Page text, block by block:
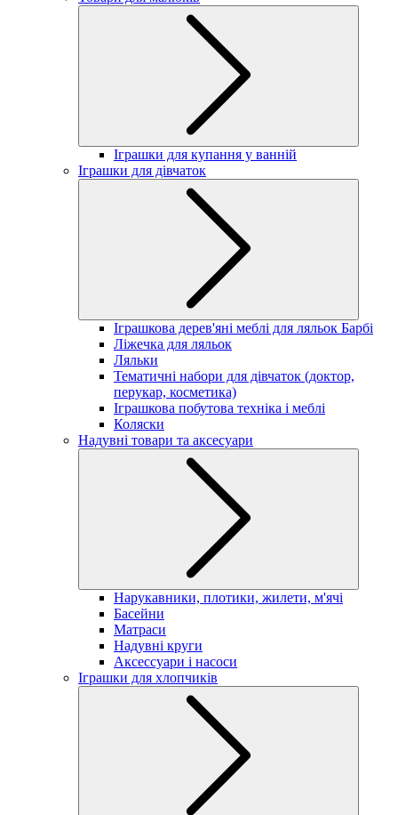
Іграшки для купання у ванній
Іграшки для дівчаток
Іграшкова дерев'яні меблі для ляльок Барбі
Ліжечка для ляльок
Ляльки
Тематичні набори для дівчаток (доктор,
перукар, косметика)
Іграшкова побутова техніка і меблі
Коляски
Надувні товари та аксесуари
Нарукавники, плотики, жилети, м'ячі
Басейни
Матраси
Надувні круги
Аксессуари і насоси
Іграшки для хлопчиків